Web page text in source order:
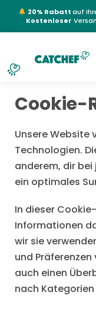
20% Rabattauf
Kostenloser
NL
Cookie-
Unsere Website
Technologien.
anderem, dir bei
ein optimales
In dieser
Informationen
wir sie
und
auch einen
nach Kategorien